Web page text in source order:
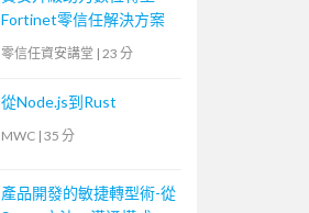
Fortinet零信任解決方案
零信任資安講堂 | 23 分
從Node.js到Rust
MWC | 35 分
產品開發的敏捷轉型術-從